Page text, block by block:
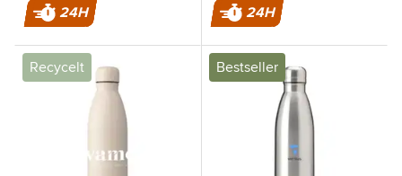
24H 24H
Recycelt Bestseller